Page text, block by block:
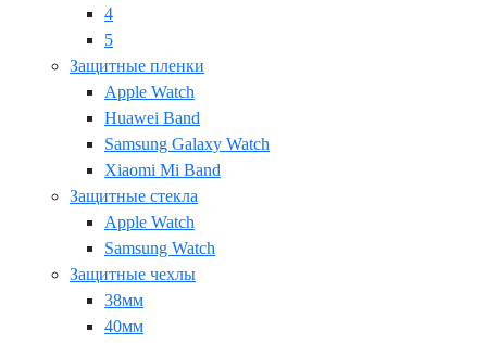
4
5
Защитные пленки
Apple Watch
Huawei Band
Samsung Galaxy Watch
Xiaomi Mi Band
Защитные стекла
Apple Watch
Samsung Watch
Защитные чехлы
38мм
40мм